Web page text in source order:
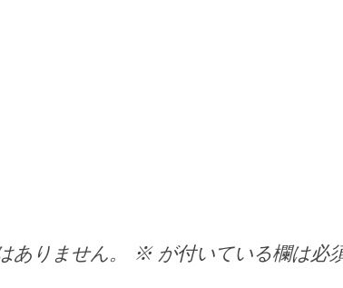
ありません。 ※が付いている欄は必